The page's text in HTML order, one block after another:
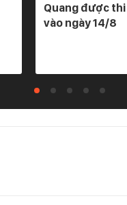
Quang được
vào ngày 14/8